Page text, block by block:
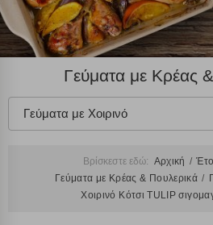
Γεύματα με Κρέας
Γεύματα με Χοιρινό
Βρίσκεστε εδώ: Αρχική
Γεύματα με Κρέας & Πουλερικά
Χοιρινό Κότσι TULIP